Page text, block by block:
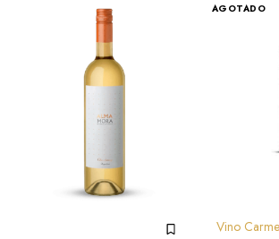
AGOTADO
Vino